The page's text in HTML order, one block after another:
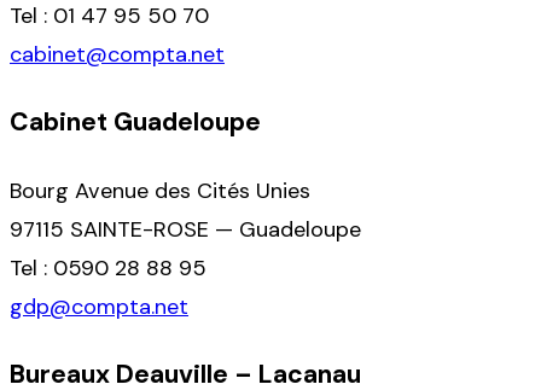
Tel : 01 47 95 50 70
cabinet@compta.net
Cabinet Guadeloupe
Bourg Avenue des Cités Unies
97115 SAINTE-ROSE — Guadeloupe
Tel : 0590 28 88 95
gdp@compta.net
Bureaux Deauville – Lacanau